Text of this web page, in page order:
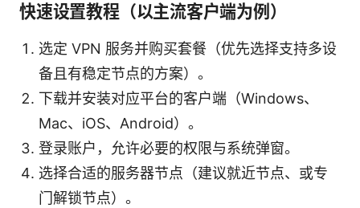
快速设置教程（以主流客户端为例）
选定 VPN 服务并购买套餐（优先选择支持多设
备且有稳定节点的方案）。
下载并安装对应平台的客户端（Windows、
Mac、iOS、Android）。
登录账户，允许必要的权限与系统弹窗。
选择合适的服务器节点（建议就近节点、或专
门解锁节点）。